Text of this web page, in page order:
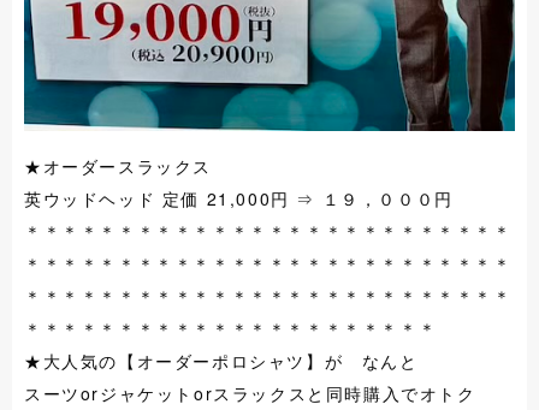
★オーダースラックス
英ウッドヘッド 定価 21,000円 ⇒ １９，０００円
＊＊＊＊＊＊＊＊＊＊＊＊＊＊＊＊＊＊＊＊＊＊＊＊＊＊
＊＊＊＊＊＊＊＊＊＊＊＊＊＊＊＊＊＊＊＊＊＊＊＊＊＊
＊＊＊＊＊＊＊＊＊＊＊＊＊＊＊＊＊＊＊＊＊＊＊＊＊＊
＊＊＊＊＊＊＊＊＊＊＊＊＊＊＊＊＊＊＊＊＊＊
★大人気の【オーダーポロシャツ】が なんと
スーツorジャケットorスラックスと同時購入でオトク